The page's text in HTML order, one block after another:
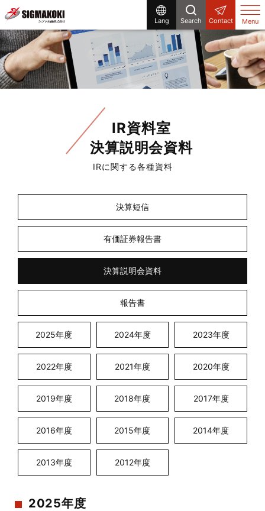
Lang Search Contact Menu
IR資料室
決算説明会資料
IRに関する各種資料
決算短信
有価証券報告書
決算説明会資料
報告書
2025年度 2024年度 2023年度
2022年度 2021年度 2020年度
2019年度 2018年度 2017年度
2016年度 2015年度 2014年度
2013年度 2012年度
2025年度